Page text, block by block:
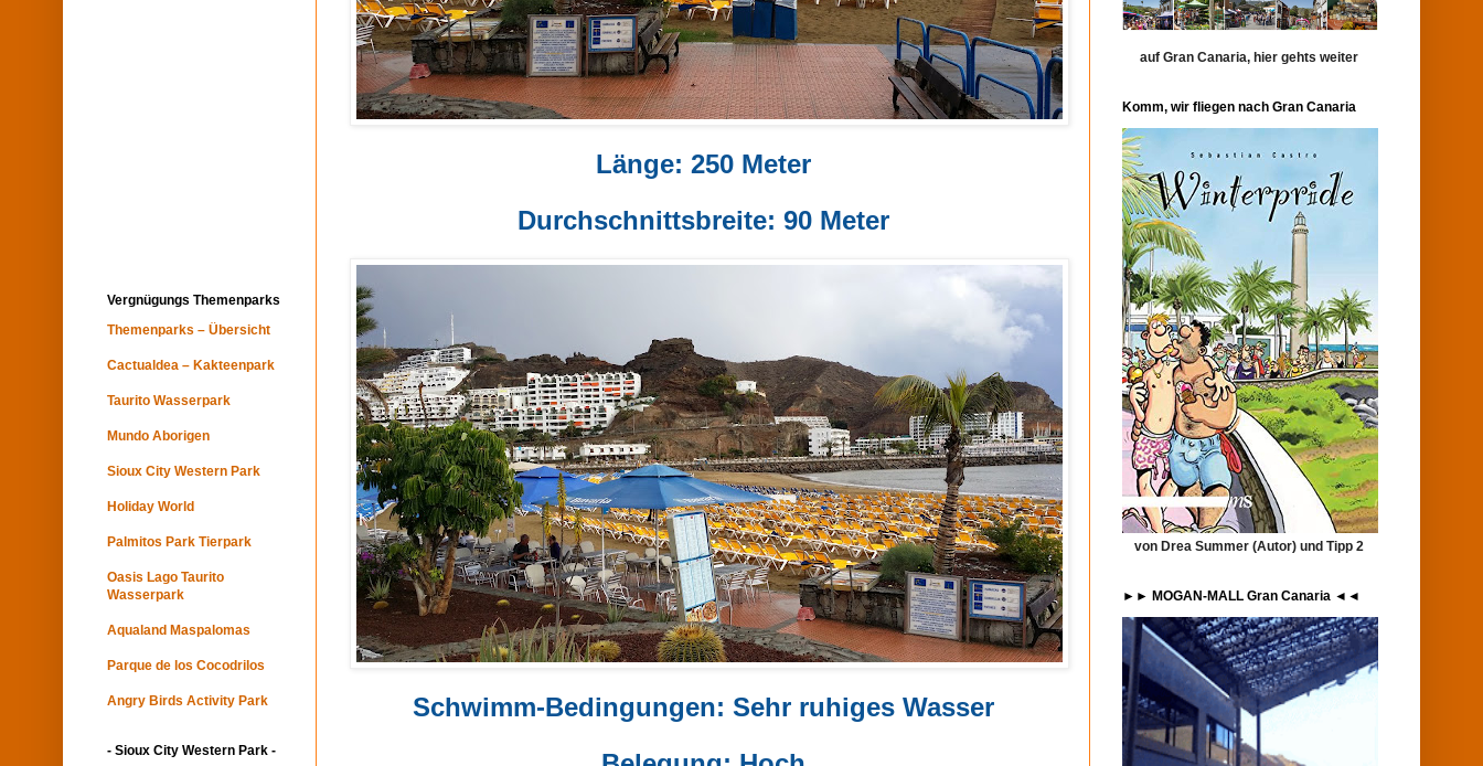
Länge: 250 Meter
Durchschnittsbreite: 90 Meter
Schwimm-Bedingungen: Sehr ruhiges Wasser
Vergnügungs Themenparks
Themenparks – Übersicht
Cactualdea – Kakteenpark
Taurito Wasserpark
Mundo Aborigen
Sioux City Western Park
Holiday World
Palmitos Park Tierpark
Oasis Lago Taurito
Wasserpark
Aqualand Maspalomas
Parque de los Cocodrilos
Angry Birds Activity Park
- Sioux City Western Park -
auf Gran Canaria, hier gehts weiter
Komm, wir fliegen nach Gran Canaria
von Drea Summer (Autor) und Tipp 2
►► MOGAN-MALL Gran Canaria ◄◄